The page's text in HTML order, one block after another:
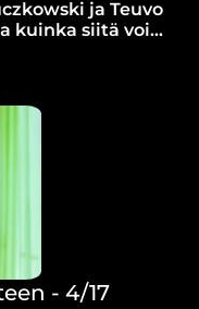
ja Teuvo
kuinka siitä voi
ja yhteyttä
- 4/17